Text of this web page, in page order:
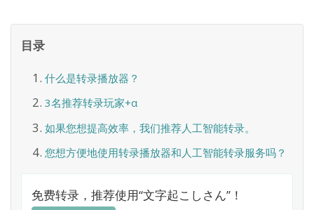
目录
什么是转录播放器？
3名推荐转录玩家+α
如果您想提高效率，我们推荐人工智能转录。
您想方便地使用转录播放器和人工智能转录服务吗？
免费转录，推荐使用“文字起こしさん”！